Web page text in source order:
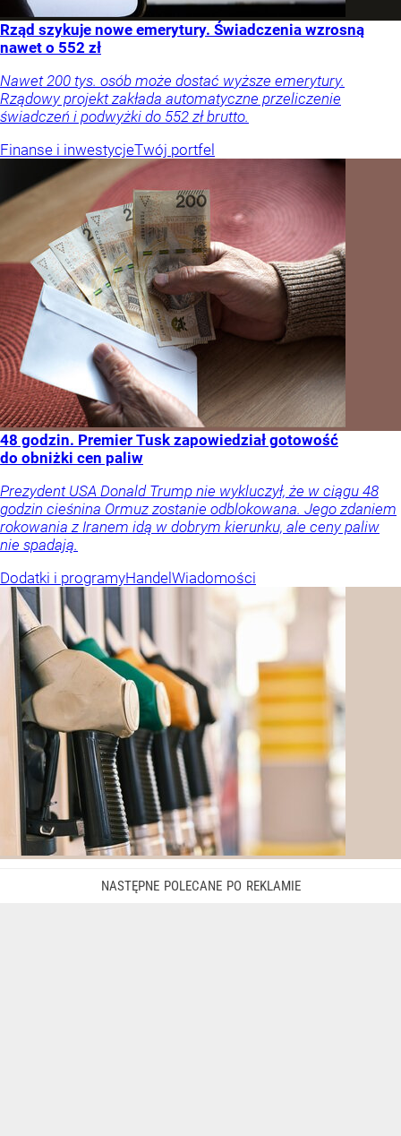
Rząd szykuje nowe emerytury. Świadczenia wzrosną
nawet o 552 zł
Nawet 200 tys. osób może dostać wyższe emerytury.
Rządowy projekt zakłada automatyczne przeliczenie
świadczeń i podwyżki do 552 zł brutto.
Finanse i inwestycjeTwój portfel
48 godzin. Premier Tusk zapowiedział gotowość
do obniżki cen paliw
Prezydent USA Donald Trump nie wykluczył, że w ciągu 48
godzin cieśnina Ormuz zostanie odblokowana. Jego zdaniem
rokowania z Iranem idą w dobrym kierunku, ale ceny paliw
nie spadają.
Dodatki i programyHandelWiadomości